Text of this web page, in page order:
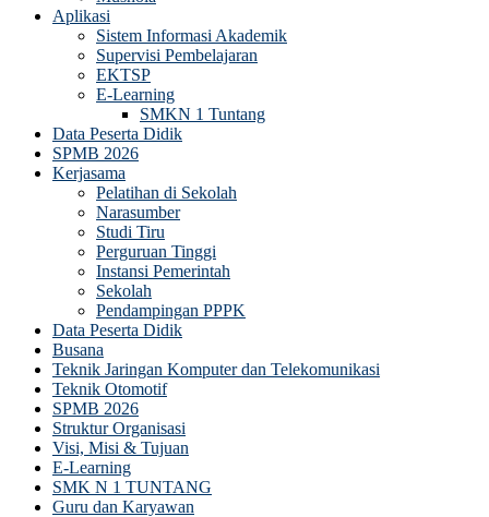
Aplikasi
Sistem Informasi Akademik
Supervisi Pembelajaran
EKTSP
E-Learning
SMKN 1 Tuntang
Data Peserta Didik
SPMB 2026
Kerjasama
Pelatihan di Sekolah
Narasumber
Studi Tiru
Perguruan Tinggi
Instansi Pemerintah
Sekolah
Pendampingan PPPK
Data Peserta Didik
Busana
Teknik Jaringan Komputer dan Telekomunikasi
Teknik Otomotif
SPMB 2026
Struktur Organisasi
Visi, Misi & Tujuan
E-Learning
SMK N 1 TUNTANG
Guru dan Karyawan